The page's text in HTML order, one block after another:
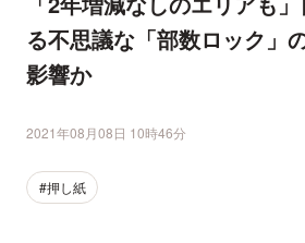
る不思議な「部数ロック」
影響か
2021年08月08日 10時46分
#押し紙